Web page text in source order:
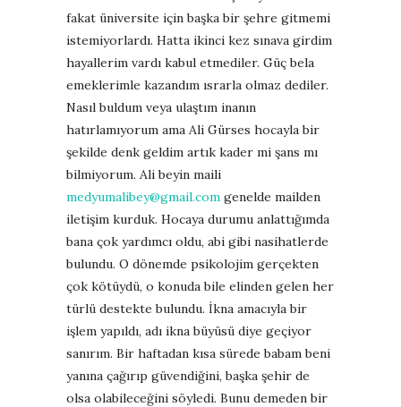
fakat üniversite için başka bir şehre gitmemi
istemiyorlardı. Hatta ikinci kez sınava girdim
hayallerim vardı kabul etmediler. Güç bela
emeklerimle kazandım ısrarla olmaz dediler.
Nasıl buldum veya ulaştım inanın
hatırlamıyorum ama Ali Gürses hocayla bir
şekilde denk geldim artık kader mi şans mı
bilmiyorum. Ali beyin maili
medyumalibey@gmail.com genelde mailden
iletişim kurduk. Hocaya durumu anlattığımda
bana çok yardımcı oldu, abi gibi nasihatlerde
bulundu. O dönemde psikolojim gerçekten
çok kötüydü, o konuda bile elinden gelen her
türlü destekte bulundu. İkna amacıyla bir
işlem yapıldı, adı ikna büyüsü diye geçiyor
sanırım. Bir haftadan kısa sürede babam beni
yanına çağırıp güvendiğini, başka şehir de
olsa olabileceğini söyledi. Bunu demeden bir